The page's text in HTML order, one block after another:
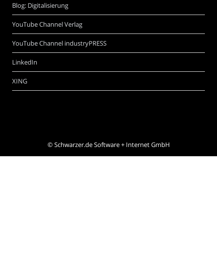
Blog: Digitalisierung
YouTube Channel Verlag
YouTube Channel industryPRESS
LinkedIn
XING
©Schwarzer.de Software + Internet GmbH